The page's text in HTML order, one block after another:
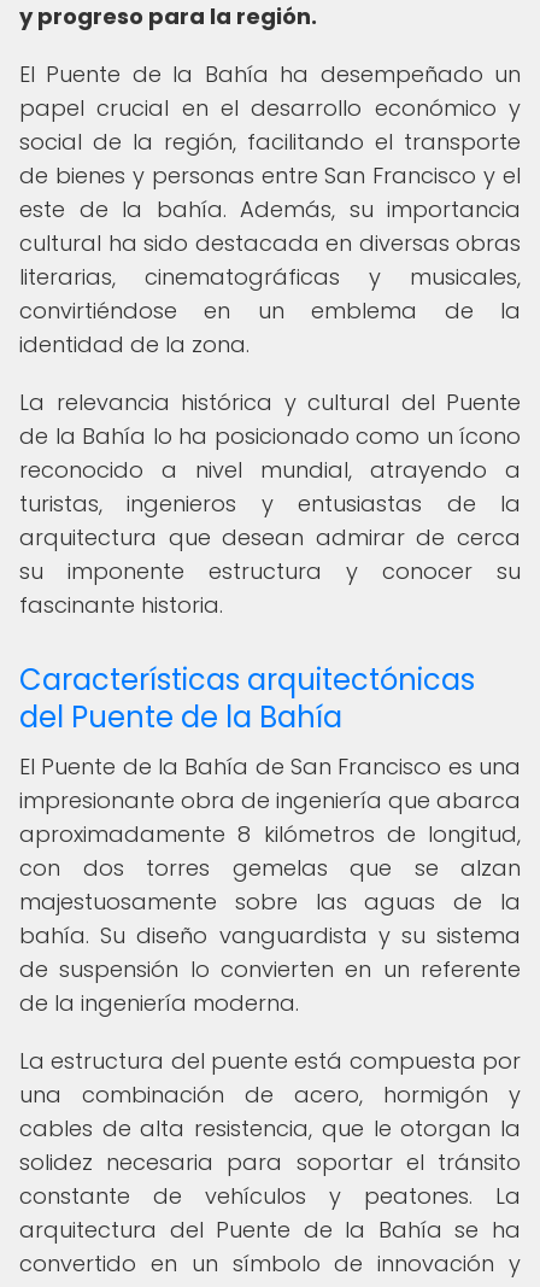
y progreso para la región.
El Puente de la Bahía ha desempeñado un
papel crucial en el desarrollo económico y
social de la región, facilitando el transporte
de bienes y personas entre San Francisco y el
este de la bahía. Además, su importancia
cultural ha sido destacada en diversas obras
literarias, cinematográficas y musicales,
convirtiéndose en un emblema de la
identidad de la zona.
La relevancia histórica y cultural del Puente
de la Bahía lo ha posicionado como un ícono
reconocido a nivel mundial, atrayendo a
turistas, ingenieros y entusiastas de la
arquitectura que desean admirar de cerca
su imponente estructura y conocer su
fascinante historia.
Características arquitectónicas
del Puente de la Bahía
El Puente de la Bahía de San Francisco es una
impresionante obra de ingeniería que abarca
aproximadamente 8 kilómetros de longitud,
con dos torres gemelas que se alzan
majestuosamente sobre las aguas de la
bahía. Su diseño vanguardista y su sistema
de suspensión lo convierten en un referente
de la ingeniería moderna.
La estructura del puente está compuesta por
una combinación de acero, hormigón y
cables de alta resistencia, que le otorgan la
solidez necesaria para soportar el tránsito
constante de vehículos y peatones. La
arquitectura del Puente de la Bahía se ha
convertido en un símbolo de innovación y